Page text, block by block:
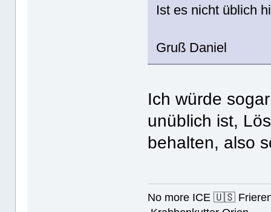
Ist es nicht üblich
Gruß Daniel
Ich würde
unüblich ist,
behalten, also
No more ICE 🇺🇸